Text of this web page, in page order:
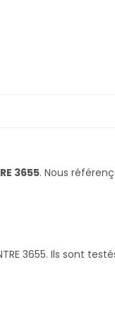
3655. Nous
3655. Ils sont